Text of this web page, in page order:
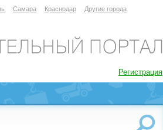
Самара Краснодар Другие города
Регистрация